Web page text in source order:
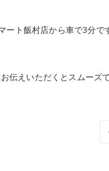
ト飯村店から車で3分で
伝えいただくとスムーズで